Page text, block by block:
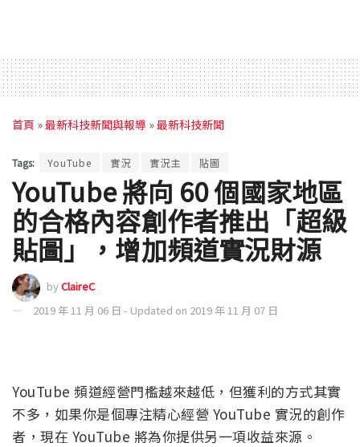
首頁 »最新科技新聞與報導 »最新科技新聞
Tags: YouTube 實況 實況主 貼圖
YouTube 將向 60 個國家地區
的合格內容創作者推出「超級
貼圖」，增加頻道實況財源
byClaireC
2019 年 11 月 06 日 - Updated on 2019 年 11 月 07 日
YouTube 頻道經營門檻越來越低，但獲利的方式其實
不多，如果你是個專注精心經營 YouTube 實況的創作
者，現在 YouTube 將為你提供另一項收益來源。